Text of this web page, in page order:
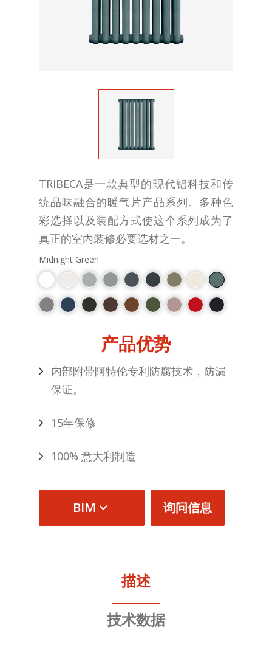
TRIBECA是一款典型的现代铝科技和传
统品味融合的暖气片产品系列。多种色
彩选择以及装配方式使这个系列成为了
真正的室内装修必要选材之一。
Midnight Green
产品优势
内部附带阿特伦专利防腐技术，防漏
保证。
15年保修
100% 意大利制造
询问信息
BIM
描述
技术数据